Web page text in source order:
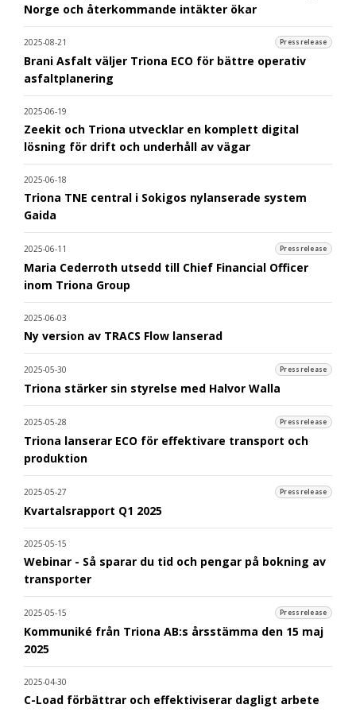
Norge och återkommande intäkter ökar
2025-08-21 Pressrelease
Brani Asfalt väljer Triona ECO för bättre operativ
asfaltplanering
2025-06-19
Zeekit och Triona utvecklar en komplett digital
lösning för drift och underhåll av vägar
2025-06-18
Triona TNE central i Sokigos nylanserade system
Gaida
2025-06-11 Pressrelease
Maria Cederroth utsedd till Chief Financial Officer
inom Triona Group
2025-06-03
Ny version av TRACS Flow lanserad
2025-05-30 Pressrelease
Triona stärker sin styrelse med Halvor Walla
2025-05-28 Pressrelease
Triona lanserar ECO för effektivare transport och
produktion
2025-05-27 Pressrelease
Kvartalsrapport Q1 2025
2025-05-15
Webinar - Så sparar du tid och pengar på bokning av
transporter
2025-05-15 Pressrelease
Kommuniké från Triona AB:s årsstämma den 15 maj
2025
2025-04-30
C-Load förbättrar och effektiviserar dagligt arbete